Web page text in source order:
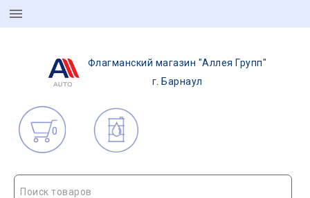
Флагманский магазин "Аллея Групп"
г. Барнаул
0
Поиск товаров